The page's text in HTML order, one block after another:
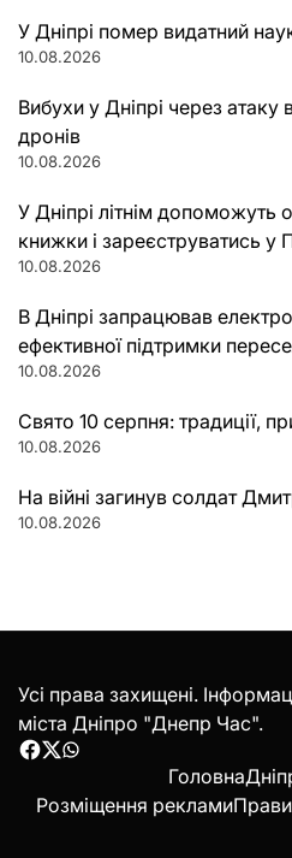
У Дніпрі помер видатний
10.08.2026
Вибухи у Дніпрі через
дронів
10.08.2026
У Дніпрі літнім допоможуть
книжки і зареєструватись у
10.08.2026
В Дніпрі запрацював
ефективної підтримки
10.08.2026
Свято 10 серпня: традиції,
10.08.2026
На війні загинув солдат
10.08.2026
Усі права захищені.
міста Дніпро "Днепр Час".
Facebook
Twitter
WhatsApp
Головна
Розміщення реклами